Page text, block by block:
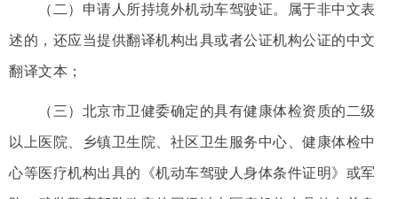
（二）申请人所持境外机动车驾驶证。属于非中文表
述的，还应当提供翻译机构出具或者公证机构公证的中文
翻译文本；
（三）北京市卫健委确定的具有健康体检资质的二级
以上医院、乡镇卫生院、社区卫生服务中心、健康体检中
心等医疗机构出具的《机动车驾驶人身体条件证明》或军